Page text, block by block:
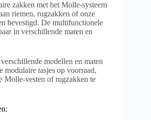
zakken met het Molle-systeem
riemen, rugzakken of onze
bevestigd. De multifunctionele
in verschillende maten en
modellen en maten
modulaire tasjes op voorraad,
Molle-vesten of rugzakken te